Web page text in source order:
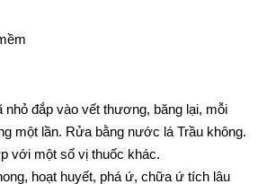
đắp vào vết thương, băng lại, mỗi
một lần. Rửa bằng nước lá Trầu không.
với một số vị thuốc khác.
hoạt huyết, phá ứ, chữa ứ tích lâu